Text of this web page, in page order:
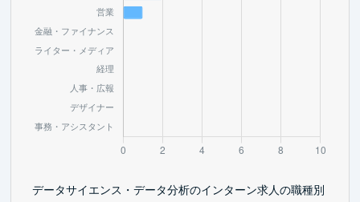
データサイエンス・データ分析のインターン求人の職種別